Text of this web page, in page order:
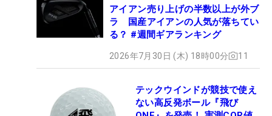
アイアン売り上げの半数以上が外ブ
ラ 国産アイアンの人気が落ちてい
る？ #週間ギアランキング
2026年7月30日 (木) 18時00分 11
テックウインドが競技で使え
ない高反発ボール『飛び